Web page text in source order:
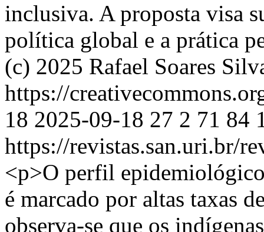
inclusiva. A proposta visa
política global e a prática
(c) 2025 Rafael Soares
https://
18 2025-09-18 27 2 71 84
https://revistas.san.uri.br/
<p>O perfil
é marcado por altas taxas
observa-se que os